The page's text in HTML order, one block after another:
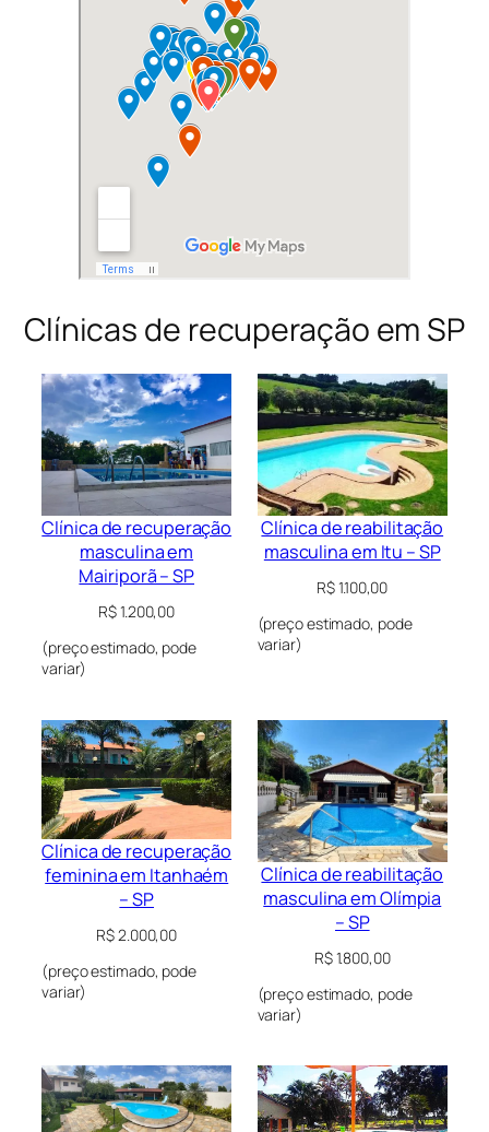
Clínicas de recuperação em SP
Clínica de recuperação
masculina em
Mairiporã – SP
R$1.200,00
(preço estimado, pode
variar)
Clínica de reabilitação
masculina em Itu – SP
R$1.100,00
(preço estimado, pode
variar)
Clínica de recuperação
feminina em Itanhaém
– SP
R$2.000,00
(preço estimado, pode
variar)
Clínica de reabilitação
masculina em Olímpia
– SP
R$1.800,00
(preço estimado, pode
variar)